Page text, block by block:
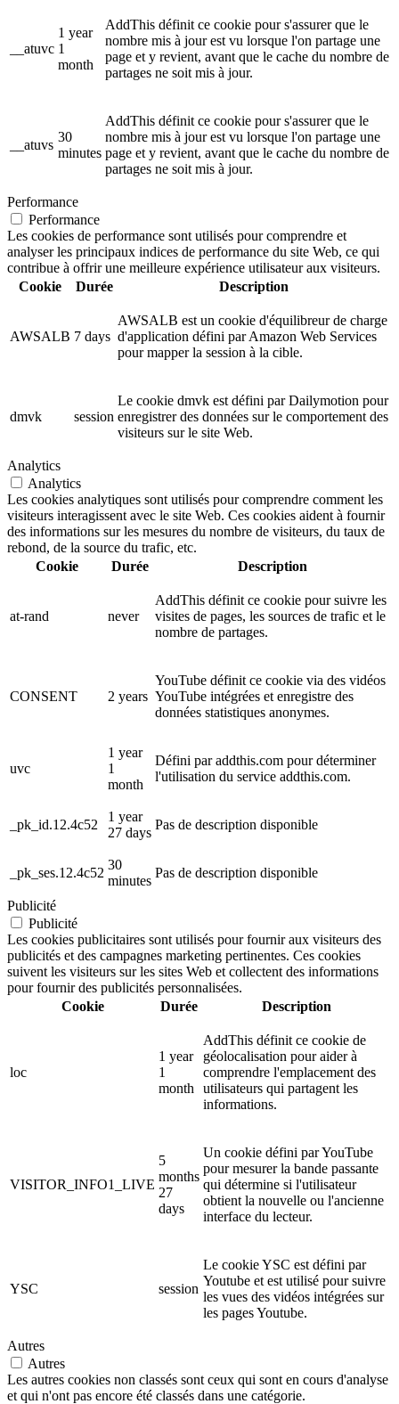
__atuvc
1 year
1
month
AddThis définit ce cookie pour s'assurer que le
nombre mis à jour est vu lorsque l'on partage une
page et y revient, avant que le cache du nombre de
partages ne soit mis à jour.
__atuvs
30
minutes
AddThis définit ce cookie pour s'assurer que le
nombre mis à jour est vu lorsque l'on partage une
page et y revient, avant que le cache du nombre de
partages ne soit mis à jour.
Performance
Performance
Les cookies de performance sont utilisés pour comprendre et
analyser les principaux indices de performance du site Web, ce qui
contribue à offrir une meilleure expérience utilisateur aux visiteurs.
Cookie
Durée Description
AWSALB 7 days
AWSALB est un cookie d'équilibreur de charge
d'application défini par Amazon Web Services
pour mapper la session à la cible.
dmvk session
Le cookie dmvk est défini par Dailymotion pour
enregistrer des données sur le comportement des
visiteurs sur le site Web.
Analytics
Analytics
Les cookies analytiques sont utilisés pour comprendre comment les
visiteurs interagissent avec le site Web. Ces cookies aident à fournir
des informations sur les mesures du nombre de visiteurs, du taux de
rebond, de la source du trafic, etc.
Cookie
Durée Description
at-rand never
AddThis définit ce cookie pour suivre les
visites de pages, les sources de trafic et le
nombre de partages.
CONSENT 2 years
YouTube définit ce cookie via des vidéos
YouTube intégrées et enregistre des
données statistiques anonymes.
uvc
1 year
1
month
Défini par addthis.com pour déterminer
l'utilisation du service addthis.com.
_pk_id.12.4c52
1 year
27 days
Pas de description disponible
_pk_ses.12.4c52
30
minutes
Pas de description disponible
Publicité
Publicité
Les cookies publicitaires sont utilisés pour fournir aux visiteurs des
publicités et des campagnes marketing pertinentes. Ces cookies
suivent les visiteurs sur les sites Web et collectent des informations
pour fournir des publicités personnalisées.
Cookie
Durée Description
loc
1 year
1
month
AddThis définit ce cookie de
géolocalisation pour aider à
comprendre l'emplacement des
utilisateurs qui partagent les
informations.
VISITOR_INFO1_LIVE
5
months
27
days
Un cookie défini par YouTube
pour mesurer la bande passante
qui détermine si l'utilisateur
obtient la nouvelle ou l'ancienne
interface du lecteur.
YSC session
Le cookie YSC est défini par
Youtube et est utilisé pour suivre
les vues des vidéos intégrées sur
les pages Youtube.
Autres
Autres
Les autres cookies non classés sont ceux qui sont en cours d'analyse
et qui n'ont pas encore été classés dans une catégorie.